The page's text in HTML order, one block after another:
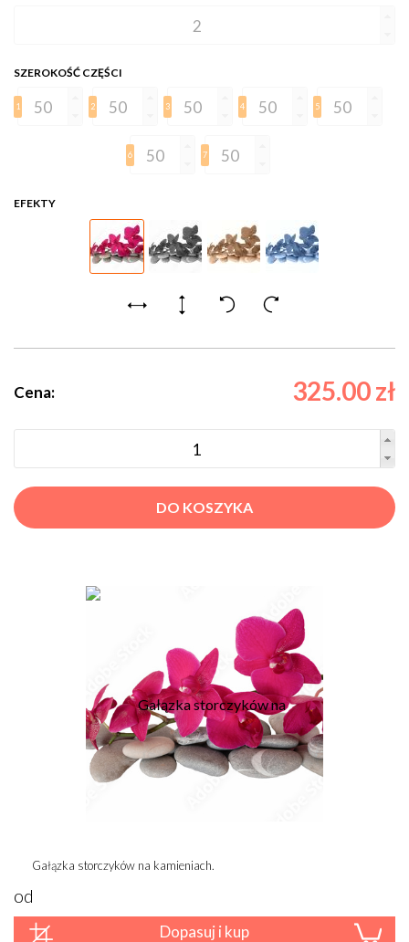
SZEROKOŚĆ CZĘŚCI
1 2 3 4 5
6 7
EFEKTY
Cena: 325.00 zł
DO KOSZYKA
Gałązka storczyków na kamieniach.
od
Dopasuj i kup